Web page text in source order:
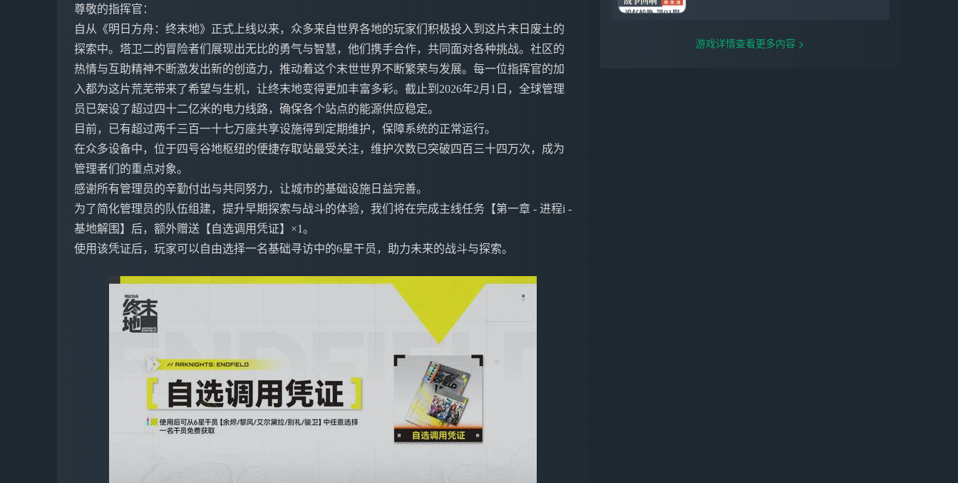
尊敬的指挥官：
自从《明日方舟：终末地》正式上线以来，众多来自世界各地的玩家们积极投入到这片末日废土的
探索中。塔卫二的冒险者们展现出无比的勇气与智慧，他们携手合作，共同面对各种挑战。社区的
热情与互助精神不断激发出新的创造力，推动着这个末世世界不断繁荣与发展。每一位指挥官的加
入都为这片荒芜带来了希望与生机，让终末地变得更加丰富多彩。截止到2026年2月1日，全球管理
员已架设了超过四十二亿米的电力线路，确保各个站点的能源供应稳定。
目前，已有超过两千三百一十七万座共享设施得到定期维护，保障系统的正常运行。
在众多设备中，位于四号谷地枢纽的便捷存取站最受关注，维护次数已突破四百三十四万次，成为
管理者们的重点对象。
感谢所有管理员的辛勤付出与共同努力，让城市的基础设施日益完善。
为了简化管理员的队伍组建，提升早期探索与战斗的体验，我们将在完成主线任务【第一章 - 进程i -
基地解围】后，额外赠送【自选调用凭证】×1。
使用该凭证后，玩家可以自由选择一名基础寻访中的6星干员，助力未来的战斗与探索。
游戏详情查看更多内容